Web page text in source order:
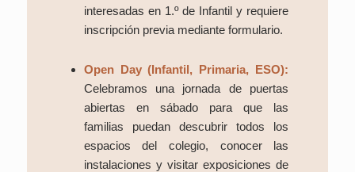
interesadas en 1.º de Infantil y requiere
inscripción previa mediante formulario.
Open Day (Infantil, Primaria, ESO):
Celebramos una jornada de puertas
abiertas en sábado para que las
familias puedan descubrir todos los
espacios del colegio, conocer las
instalaciones y visitar exposiciones de